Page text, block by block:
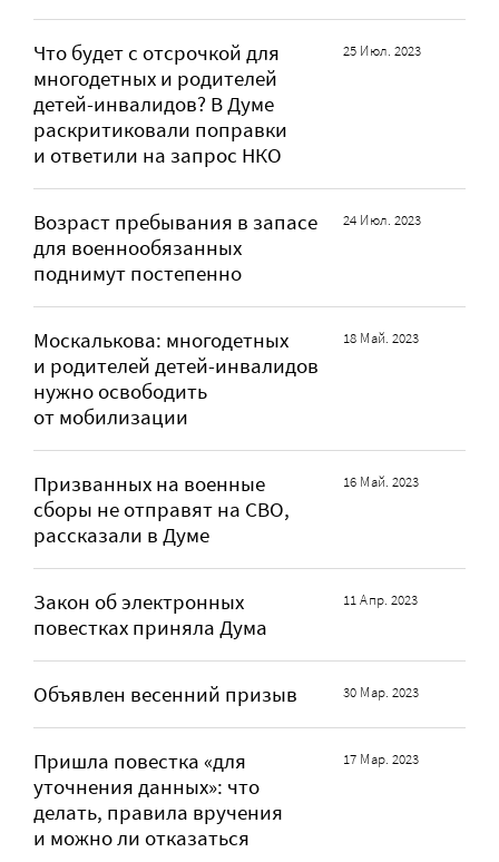
Что будет с отсрочкой для
многодетных и родителей
детей-инвалидов? В Думе
раскритиковали поправки
и ответили на запрос НКО
25 Июл. 2023
Возраст пребывания в запасе
для военнообязанных
поднимут постепенно
24 Июл. 2023
Москалькова: многодетных
и родителей детей-инвалидов
нужно освободить
от мобилизации
18 Май. 2023
Призванных на военные
сборы не отправят на СВО,
рассказали в Думе
16 Май. 2023
Закон об электронных
повестках приняла Дума
11 Апр. 2023
Объявлен весенний призыв 30 Мар. 2023
Пришла повестка «для
уточнения данных»: что
делать, правила вручения
и можно ли отказаться
17 Мар. 2023